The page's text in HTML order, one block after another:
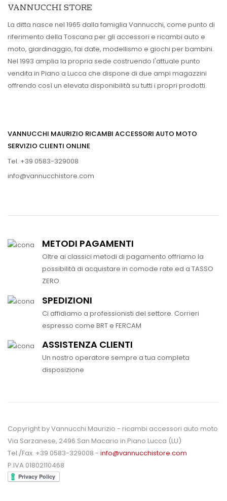
VANNUCCHI STORE
La ditta nasce nel 1965 dalla famiglia Vannucchi, come punto di
riferimento della Toscana per gli accessori e ricambi auto e
moto, giardinaggio, fai date, modellismo e giochi per bambini.
Nel 1993 amplia la propria sede costruendo l'attuale punto
vendita in Piano a Lucca che dispone di due ampi magazzini
offrendo così un elevata disponibilità su tutti i propri prodotti.
VANNUCCHI MAURIZIO RICAMBI ACCESSORI AUTO MOTO
SERVIZIO CLIENTI ONLINE
Tel. +39 0583-329008
info@vannucchistore.com
METODI PAGAMENTI
Oltre ai classici metodi di pagamento offriamo la
possibilità di acquistare in comode rate ed a TASSO
ZERO.
SPEDIZIONI
Ci affidiamo a professionisti del settore. Corrieri
espresso come BRT e FERCAM
ASSISTENZA CLIENTI
Un nostro operatore sempre a tua completa
disposizione
Copyright by Vannucchi Maurizio - ricambi accessori auto moto
Via Sarzanese, 2496 San Macario in Piano Lucca (LU)
Tel./Fax. +39 0583-329008 - info@vannucchistore.com
P.IVA 01802110468